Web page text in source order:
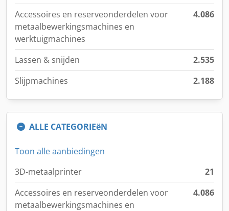
Accessoires en reserveonderdelen voor
metaalbewerkingsmachines en
werktuigmachines
4.086
Lassen & snijden
2.535
Slijpmachines
2.188
ALLE CATEGORIEëN
Toon alle aanbiedingen
3D-metaalprinter
21
Accessoires en reserveonderdelen voor
metaalbewerkingsmachines en
4.086